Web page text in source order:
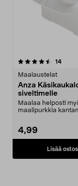
14
Maalaustelat
Anza
siveltimelle
Maalaa helposti
maalipurkkia
4,99
Lisää